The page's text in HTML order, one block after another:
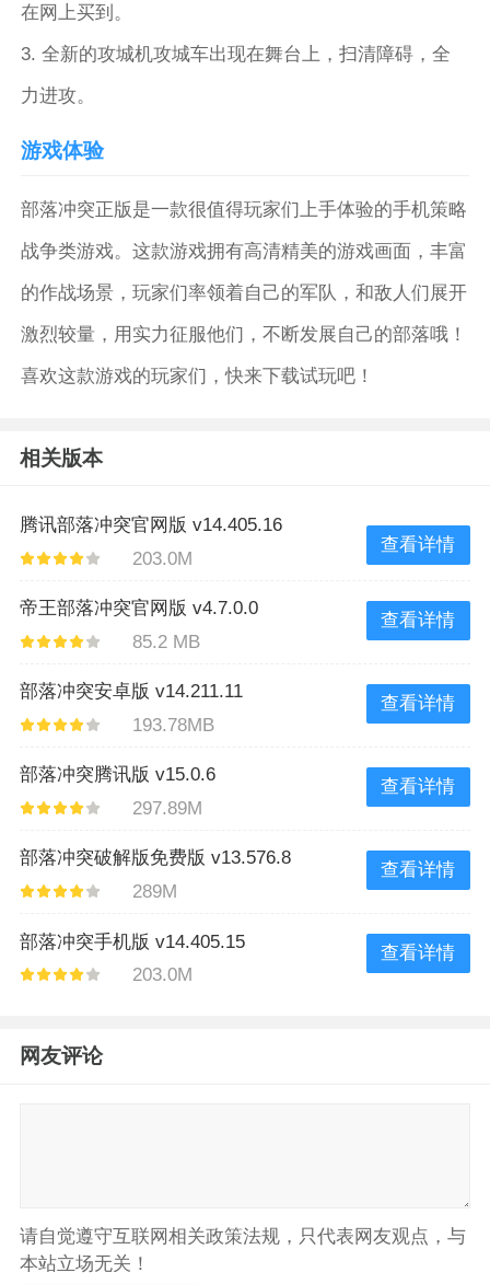
在网上买到。
3. 全新的攻城机攻城车出现在舞台上，扫清障碍，全
力进攻。
游戏体验
部落冲突正版是一款很值得玩家们上手体验的手机策略
战争类游戏。这款游戏拥有高清精美的游戏画面，丰富
的作战场景，玩家们率领着自己的军队，和敌人们展开
激烈较量，用实力征服他们，不断发展自己的部落哦！
喜欢这款游戏的玩家们，快来下载试玩吧！
相关版本
腾讯部落冲突官网版 v14.405.16
203.0M
查看详情
帝王部落冲突官网版 v4.7.0.0
85.2 MB
查看详情
部落冲突安卓版 v14.211.11
193.78MB
查看详情
部落冲突腾讯版 v15.0.6
297.89M
查看详情
部落冲突破解版免费版 v13.576.8
289M
查看详情
部落冲突手机版 v14.405.15
203.0M
查看详情
网友评论
请自觉遵守互联网相关政策法规，只代表网友观点，与
本站立场无关！